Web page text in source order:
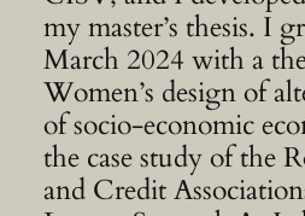
my master’s thesis. I
March 2024 with a
Women’s design of
of socio-economic
the case study of the
and Credit